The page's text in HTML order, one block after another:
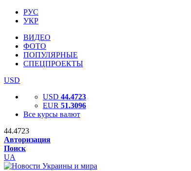
РУС
УКР
ВИДЕО
ФОТО
ПОПУЛЯРНЫЕ
СПЕЦПРОЕКТЫ
USD
USD 44.4723
EUR 51.3096
Все курсы валют
44.4723
Авторизация
Поиск
UA